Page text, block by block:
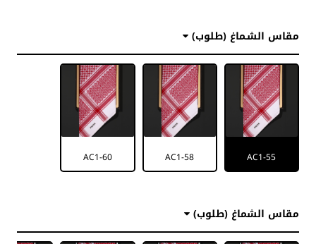
الغسيل باليد فقط.
عدم استخدام الغسيل الجاف.
درجة حرارة الغسيل اقل من 40 مئوية.
لا تستخدم منظفات تحتوي على الكلوراين تسخين المكواة على درجة
110 مئوية.
يجيب كي العلامة من الخلف فقط.
لمشاهدة أحدث الاشمغة والغتر على متجر بريفي روز قمبالضغط هنا
تشكيلة متنوعة من الهدايا
مقاس الشـماغ (طلوب)
AC1-55
AC1-58
AC1-60
مقاس الشماغ (طلوب)